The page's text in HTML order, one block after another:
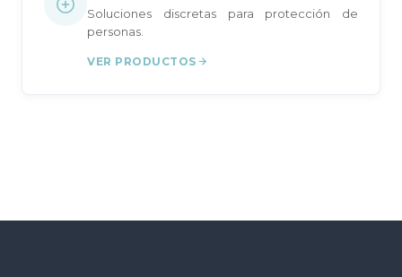
Soluciones discretas para protección de
personas.
VER PRODUCTOS